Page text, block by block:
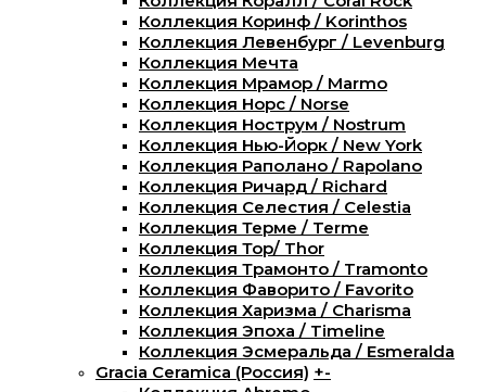
Коллекция Коринф / Korinthos
Коллекция Левенбург / Levenburg
Коллекция Мечта
Коллекция Мрамор / Marmo
Коллекция Норс / Norse
Коллекция Нострум / Nostrum
Коллекция Нью-Йорк / New York
Коллекция Раполано / Rapolano
Коллекция Ричард / Richard
Коллекция Селестия / Celestia
Коллекция Терме / Terme
Коллекция Тор/ Thor
Коллекция Трамонто / Tramonto
Коллекция Фаворито / Favorito
Коллекция Харизма / Charisma
Коллекция Эпоха / Timeline
Коллекция Эсмеральда / Esmeralda
Gracia Ceramica (Россия) +-